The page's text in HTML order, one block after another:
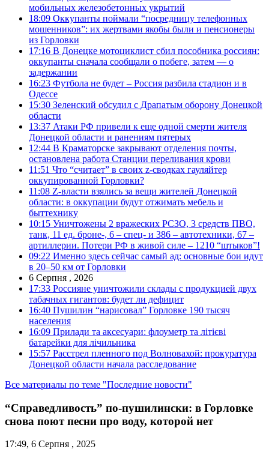
мобильных железобетонных укрытий
18:09 Оккупанты поймали “посредницу телефонных
мошенников”: их жертвами якобы были и пенсионеры
из Горловки
17:16 В Донецке мотоциклист сбил пособника россиян:
оккупанты сначала сообщали о побеге, затем — о
задержании
16:23 Футбола не будет – Россия разбила стадион и в
Одессе
15:30 Зеленский обсудил с Драпатым оборону Донецкой
области
13:37 Атаки РФ привели к еще одной смерти жителя
Донецкой области и ранениям пятерых
12:44 В Краматорске закрывают отделения почты,
остановлена работа Станции переливания крови
11:51 Что “считает” в своих z-сводках гауляйтер
оккупированной Горловки?
11:08 Z-власти взялись за вещи жителей Донецкой
области: в оккупации будут отжимать мебель и
быттехнику
10:15 Уничтожены 2 вражеских РСЗО, 3 средств ПВО,
танк, 11 ед. броне-, 6 – спец- и 386 – автотехники, 67 –
артиллерии. Потери РФ в живой силе – 1210 “штыков”!
09:22 Именно здесь сейчас самый ад: основные бои идут
в 20–50 км от Горловки
6 Серпня , 2026
17:33 Россияне уничтожили склады с продукцией двух
табачных гигантов: будет ли дефицит
16:40 Пушилин “нарисовал” Горловке 190 тысяч
населения
16:09 Прилади та аксесуари: флоуметр та літієві
батарейки для лічильника
15:57 Расстрел пленного под Волновахой: прокуратура
Донецкой области начала расследование
Все материалы по теме "Последние новости"
“Справедливость” по-пушилински: в Горловке
снова поют песни про воду, которой нет
17:49, 6 Серпня , 2025